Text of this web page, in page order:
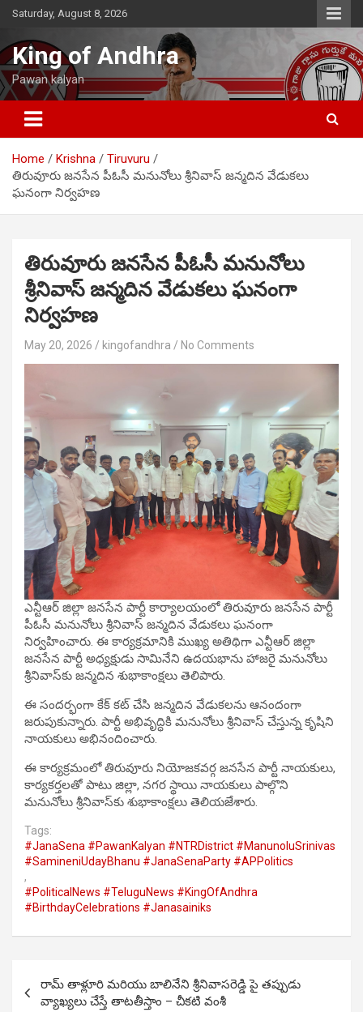
Skip
content
Saturday, August 8, 2026
King of Andhra
Pawan kalyan
Home Krishna
Tiruvuru
తిరువూరు జనసేన పీఓసీ మనునోలు శ్రీనివాస్ జన్మదిన వేడుకలు
ఘనంగా నిర్వహణ
తిరువూరు జనసేన పీఓసీ మనునోలు
శ్రీనివాస్ జన్మదిన వేడుకలు ఘనంగా
నిర్వహణ
May 20, 2026 kingofandhra No Comments
ఎన్టీఆర్ జిల్లా జనసేన పార్టీ కార్యాలయంలో తిరువూరు జనసేన పార్టీ
పీఓసీ మనునోలు శ్రీనివాస్ జన్మదిన వేడుకలు ఘనంగా
నిర్వహించారు. ఈ కార్యక్రమానికి ముఖ్య అతిథిగా ఎన్టీఆర్ జిల్లా
జనసేన పార్టీ అధ్యక్షుడు సామినేని ఉదయభాను హాజరై మనునోలు
శ్రీనివాస్‌కు జన్మదిన శుభాకాంక్షలు తెలిపారు.
ఈ సందర్భంగా కేక్ కట్ చేసి జన్మదిన వేడుకలను ఆనందంగా
జరుపుకున్నారు. పార్టీ అభివృద్ధికి మనునోలు శ్రీనివాస్ చేస్తున్న కృషిని
నాయకులు అభినందించారు.
ఈ కార్యక్రమంలో తిరువూరు నియోజకవర్గ జనసేన పార్టీ నాయకులు,
కార్యకర్తలతో పాటు జిల్లా, నగర స్థాయి నాయకులు పాల్గొని
మనునోలు శ్రీనివాస్‌కు శుభాకాంక్షలు తెలియజేశారు.
Tags:
#JanaSena #PawanKalyan #NTRDistrict #ManunoluSrinivas
#SamineniUdayBhanu #JanaSenaParty #APPolitics
,
#PoliticalNews #TeluguNews #KingOfAndhra
#BirthdayCelebrations #Janasainiks
navigation
రామ్ తాళ్లూరి మరియు బాలినేని శ్రీనివాసరెడ్డి పై తప్పుడు
వ్యాఖ్యలు చేస్తే తాటతీస్తాం – చీకటి వంశీ